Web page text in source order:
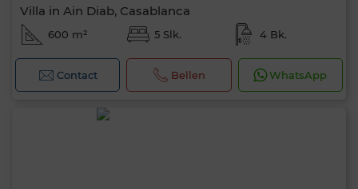
Villa in Ain Diab, Casablanca
600 m² 5 Slk. 4 Bk.
Contact Bellen WhatsApp